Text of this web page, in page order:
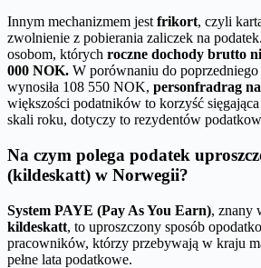
Innym mechanizmem jest frikort, czyli
zwolnienie z pobierania zaliczek na
osobom, których roczne dochody brutto
000 NOK. W porównaniu do
wynosiła 108 550 NOK, personfradrag
większości podatników to korzyść
skali roku, dotyczy to rezydentów
Na czym polega podatek
(kildeskatt) w Norwegii?
System PAYE (Pay As You Earn), znany
kildeskatt, to uproszczony sposób
pracowników, którzy przebywają w kraju
pełne lata podatkowe.